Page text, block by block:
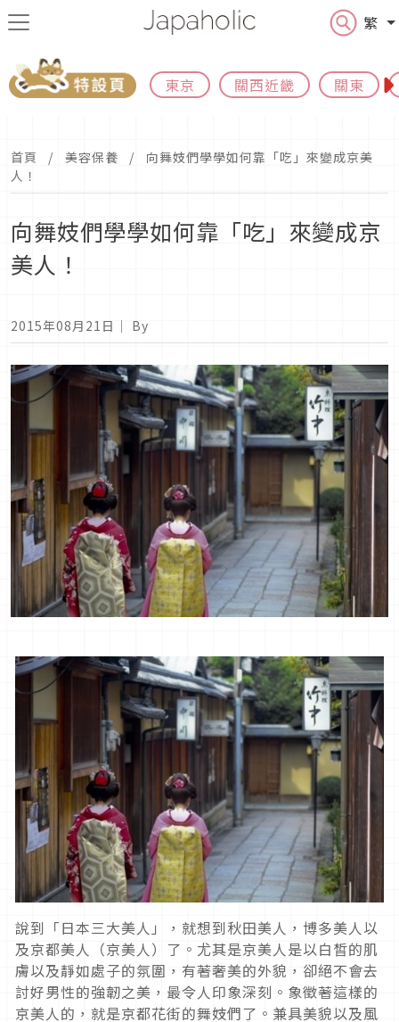
繁
東京 關西近畿 關東
首頁 美容保養
向舞妓們學學如何靠「吃」來變成京美
人！
向舞妓們學學如何靠「吃」來變成京
美人！
2015年08月21日 ｜ By
說到「日本三大美人」，就想到秋田美人，博多美人以
及京都美人（京美人）了。尤其是京美人是以白皙的肌
膚以及靜如處子的氛圍，有著奢美的外貌，卻絕不會去
討好男性的強韌之美，最令人印象深刻。象徵著這樣的
京美人的，就是京都花街的舞妓們了。兼具美貌以及風